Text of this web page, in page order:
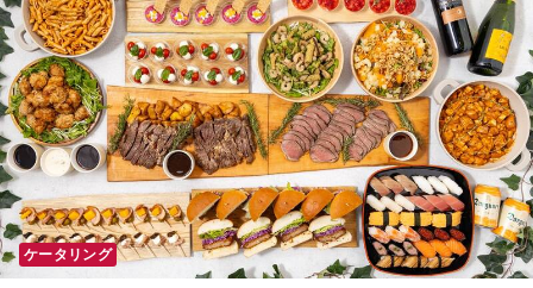
ケータリング